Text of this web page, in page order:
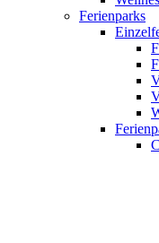
Ferienparks